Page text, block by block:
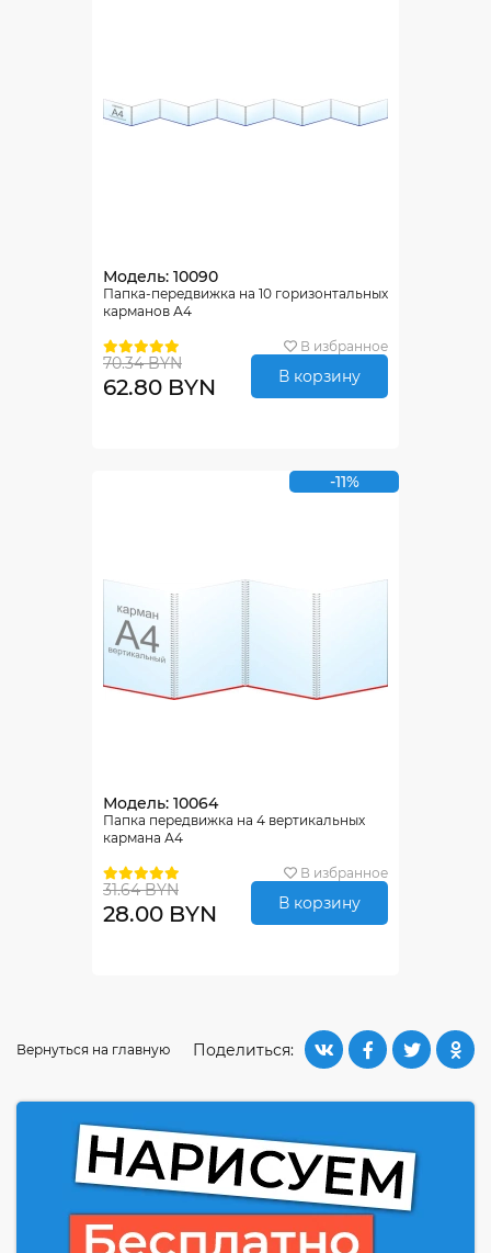
Модель: 10090
Папка-передвижка на 10 горизонтальных
карманов А4
В избранное
70.34 BYN
62.80 BYN В корзину
-11%
Модель: 10064
Папка передвижка на 4 вертикальных
кармана А4
В избранное
31.64 BYN
28.00 BYN В корзину
Поделиться:
Вернуться на главную